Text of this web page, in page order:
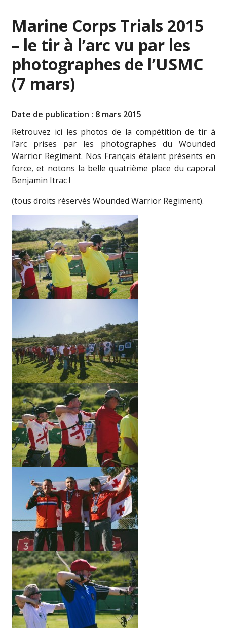
Marine Corps Trials 2015
– le tir à l’arc vu par les
photographes de l’USMC
(7 mars)
Date de publication : 8 mars 2015
Retrouvez ici les photos de la compétition de tir à
l’arc prises par les photographes du Wounded
Warrior Regiment. Nos Français étaient présents en
force, et notons la belle quatrième place du caporal
Benjamin Itrac !
(tous droits réservés Wounded Warrior Regiment).